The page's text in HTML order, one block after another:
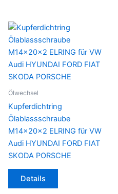
Ölwechsel
Kupferdichtring
Ölablassschraube
M14x20x2 ELRING für VW
Audi HYUNDAI FORD FIAT
SKODA PORSCHE
Details
Dieses